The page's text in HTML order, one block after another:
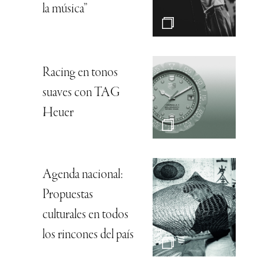
la música”
Racing en tonos
suaves con TAG
Heuer
Agenda nacional:
Propuestas
culturales en todos
los rincones del país